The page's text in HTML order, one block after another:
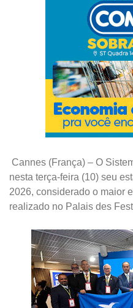
Cannes (França) – O
nesta terça-feira (10) seu
2026, considerado o maior
realizado no Palais des